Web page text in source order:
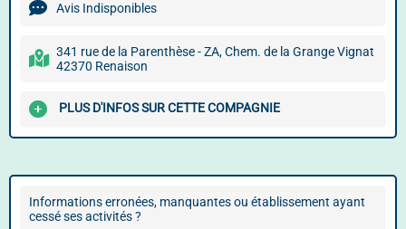
Avis Indisponibles
341 rue de la Parenthèse - ZA, Chem. de la Grange Vignat
42370 Renaison
PLUS D'INFOS SUR CETTE COMPAGNIE
Informations erronées, manquantes ou établissement ayant
cessé ses activités ?